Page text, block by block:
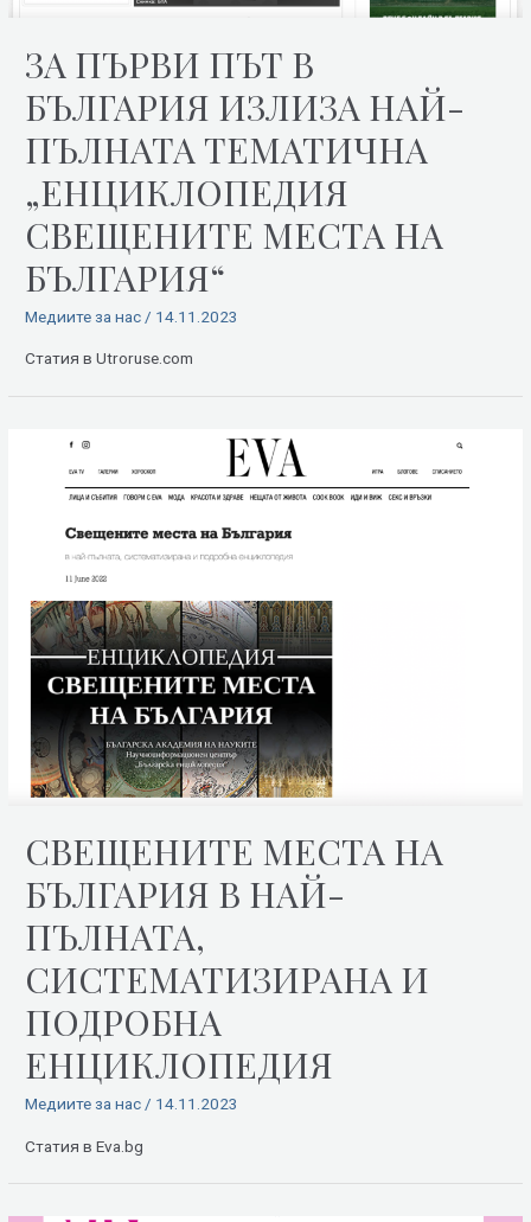
ЗА ПЪРВИ ПЪТ В
БЪЛГАРИЯ ИЗЛИЗА НАЙ-
ПЪЛНАТА ТЕМАТИЧНА
„ЕНЦИКЛОПЕДИЯ
СВЕЩЕНИТЕ МЕСТА НА
БЪЛГАРИЯ“
Медиите за нас / 14.11.2023
Статия в Utroruse.com
СВЕЩЕНИТЕ МЕСТА НА
БЪЛГАРИЯ В НАЙ-
ПЪЛНАТА,
СИСТЕМАТИЗИРАНА И
ПОДРОБНА
ЕНЦИКЛОПЕДИЯ
Медиите за нас / 14.11.2023
Статия в Eva.bg